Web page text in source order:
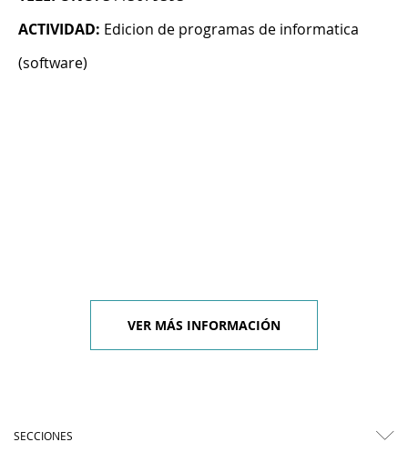
ACTIVIDAD: Edicion de programas de informatica
(software)
VER MÁS INFORMACIÓN
SECCIONES